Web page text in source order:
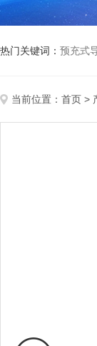
热门关键词： 预充式
当前位置： 首页 >